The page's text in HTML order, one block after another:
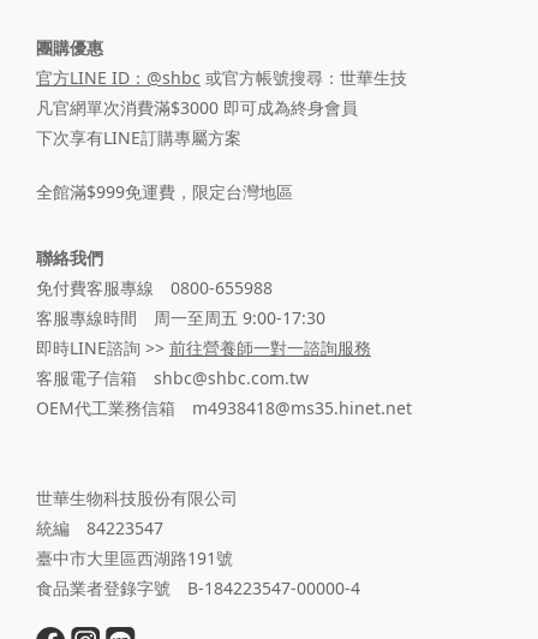
團購優惠
官方LINE ID：@shbc 或官方帳號搜尋：世華生技
凡官網單次消費滿$3000 即可成為終身會員
下次享有LINE訂購專屬方案
全館滿$999免運費，限定台灣地區
聯絡我們
免付費客服專線 0800-655988
客服專線時間 周一至周五 9:00-17:30
即時LINE諮詢 >> 前往營養師一對一諮詢服務
客服電子信箱 shbc@shbc.com.tw
OEM代工業務信箱 m4938418@ms35.hinet.net
世華生物科技股份有限公司
統編 84223547
臺中市大里區西湖路191號
食品業者登錄字號 B-184223547-00000-4